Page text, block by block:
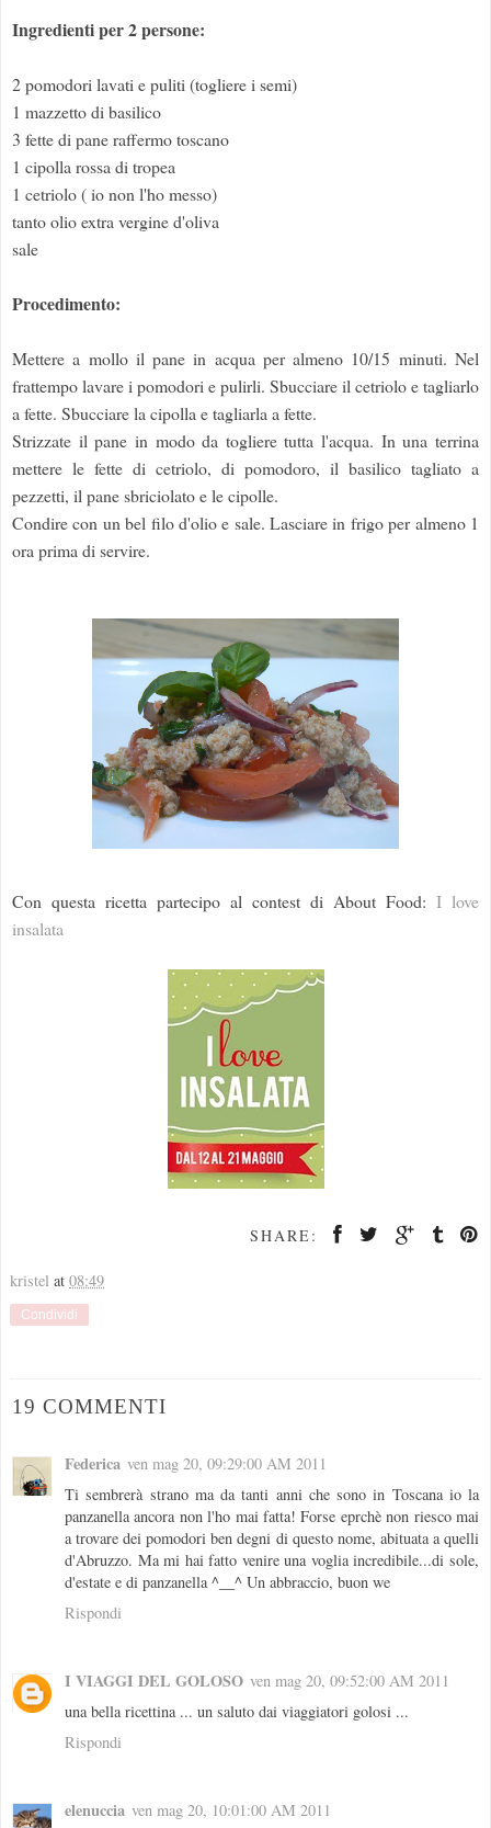
Ingredienti per 2 persone:
2 pomodori lavati e puliti (togliere i semi)
1 mazzetto di basilico
3 fette di pane raffermo toscano
1 cipolla rossa di tropea
1 cetriolo ( io non l'ho messo)
tanto olio extra vergine d'oliva
sale
Procedimento:
Mettere a mollo il pane in acqua per almeno 10/15 minuti. Nel
frattempo lavare i pomodori e pulirli. Sbucciare il cetriolo e tagliarlo
a fette. Sbucciare la cipolla e tagliarla a fette.
Strizzate il pane in modo da togliere tutta l'acqua. In una terrina
mettere le fette di cetriolo, di pomodoro, il basilico tagliato a
pezzetti, il pane sbriciolato e le cipolle.
Condire con un bel filo d'olio e sale. Lasciare in frigo per almeno 1
ora prima di servire.
Con questa ricetta partecipo al contest di About Food: I love
insalata
SHARE:
kristel at 08:49
Condividi
19 COMMENTI
Federica ven mag 20, 09:29:00 AM 2011
Ti sembrerà strano ma da tanti anni che sono in Toscana io la
panzanella ancora non l'ho mai fatta! Forse eprchè non riesco mai
a trovare dei pomodori ben degni di questo nome, abituata a quelli
d'Abruzzo. Ma mi hai fatto venire una voglia incredibile...di sole,
d'estate e di panzanella ^__^ Un abbraccio, buon we
Rispondi
I VIAGGI DEL GOLOSO ven mag 20, 09:52:00 AM 2011
una bella ricettina ... un saluto dai viaggiatori golosi ...
Rispondi
elenuccia ven mag 20, 10:01:00 AM 2011